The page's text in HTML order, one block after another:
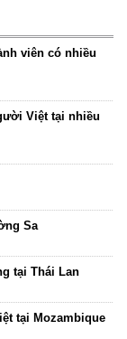
viên có nhiều
Việt tại nhiều
Sa
tại Thái Lan
tại Mozambique